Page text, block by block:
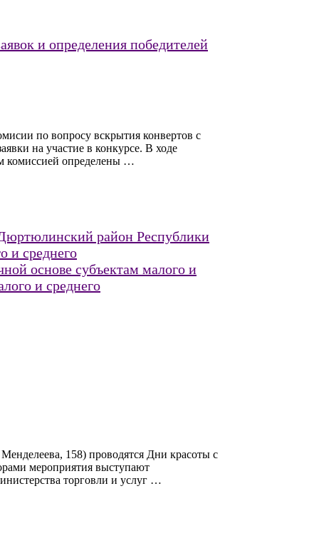
и определения победителей
по вопросу вскрытия конвертов с
на участие в конкурсе. В ходе
комиссией определены …
район Республики
и среднего
основе субъектам малого и
и среднего
158) проводятся Дни красоты с
мероприятия выступают
торговли и услуг …